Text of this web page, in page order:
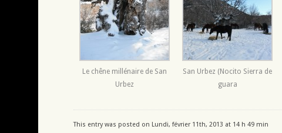
Le chêne millénaire de San
Urbez
San Urbez (Nocito Sierra de
guara
This entry was posted on Lundi, février 11th, 2013 at 14 h 49 min